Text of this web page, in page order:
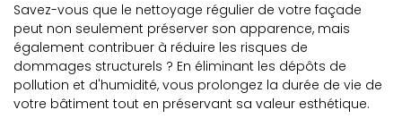
Savez-vous que le nettoyage régulier de votre façade
peut non seulement préserver son apparence, mais
également contribuer à réduire les risques de
dommages structurels ? En éliminant les dépôts de
pollution et d'humidité, vous prolongez la durée de vie de
votre bâtiment tout en préservant sa valeur esthétique.